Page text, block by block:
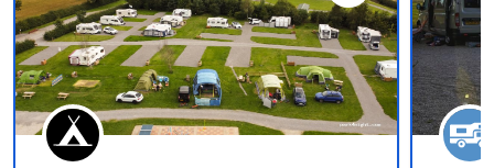
Ajouter à vos